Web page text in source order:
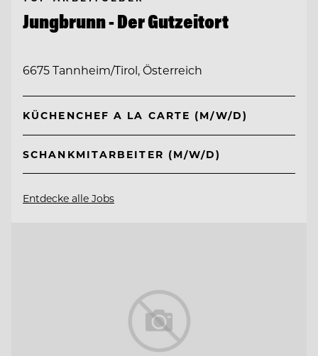
Jungbrunn - Der Gutzeitort
6675 Tannheim/Tirol, Österreich
KÜCHENCHEF A LA CARTE (M/W/D)
SCHANKMITARBEITER (M/W/D)
Entdecke alle Jobs